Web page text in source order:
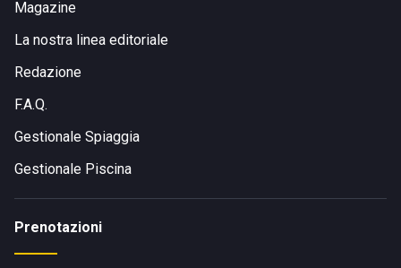
Magazine
La nostra linea editoriale
Redazione
F.A.Q.
Gestionale Spiaggia
Gestionale Piscina
Prenotazioni